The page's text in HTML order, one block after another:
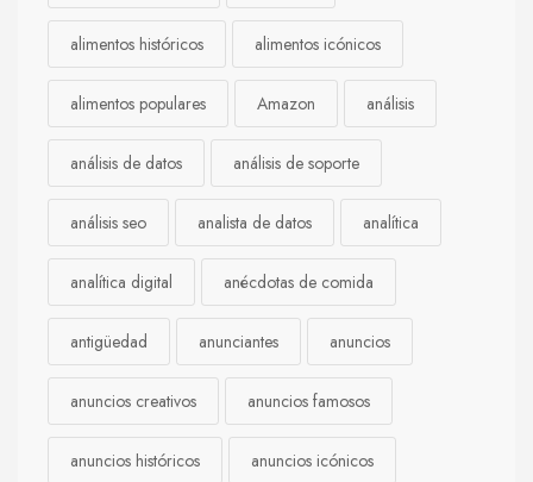
alimentos históricos alimentos icónicos
alimentos populares Amazon análisis
análisis de datos análisis de soporte
análisis seo analista de datos analítica
analítica digital anécdotas de comida
antigüedad anunciantes anuncios
anuncios creativos anuncios famosos
anuncios históricos anuncios icónicos